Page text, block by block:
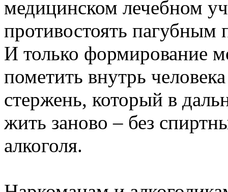
медицинском лечебном
противостоять пагубным
И только формирование
пометить внутрь
стержень, который в
жить заново – без
алкоголя.